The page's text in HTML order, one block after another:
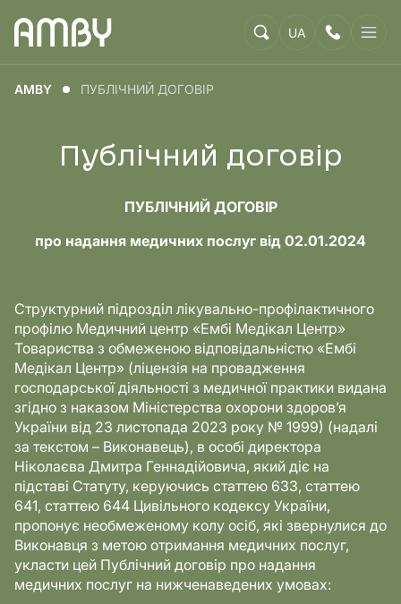
UA
AMBY ПУБЛІЧНИЙ ДОГОВІР
Публічний договір
ПУБЛІЧНИЙ ДОГОВІР
про надання медичних послуг від 02.01.2024
Структурний підрозділ лікувально-профілактичного
профілю Медичний центр «Ембі Медікал Центр»
Товариства з обмеженою відповідальністю «Ембі
Медікал Центр» (ліцензія на провадження
господарської діяльності з медичної практики видана
згідно з наказом Міністерства охорони здоров’я
України від 23 листопада 2023 року № 1999) (надалі
за текстом – Виконавець), в особі директора
Ніколаєва Дмитра Геннадійовича, який діє на
підставі Статуту, керуючись статтею 633, статтею
641, статтею 644 Цивільного кодексу України,
пропонує необмеженому колу осіб, які звернулися до
Виконавця з метою отримання медичних послуг,
укласти цей Публічний договір про надання
медичних послуг на нижченаведених умовах: